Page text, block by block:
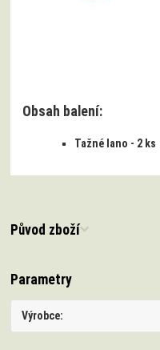
Obsah balení:
Tažné lano - 2 ks
Původ zboží
Parametry
Výrobce